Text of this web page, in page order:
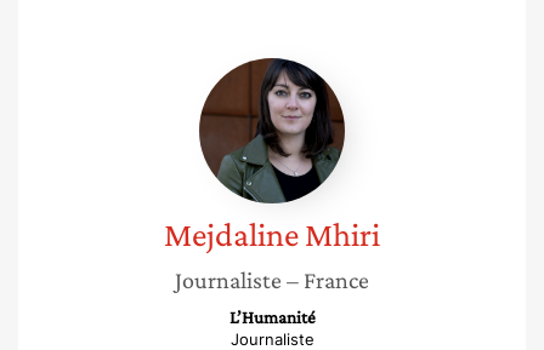
Mejdaline
Mhiri
MejdalineMhiri
Journaliste – France
L’Humanité
Journaliste